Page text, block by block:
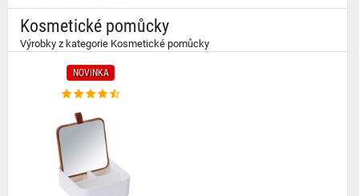
Kosmetické pomůcky
Výrobky z kategorie Kosmetické pomůcky
NOVINKA